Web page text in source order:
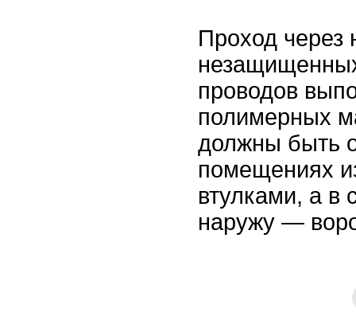
Проход через
проводов
полимерных
должны быть
помещениях
втулками, а в
наружу —